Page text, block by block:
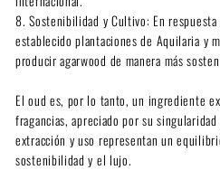
8. Sostenibilidad y Cultivo: En
establecido plantaciones de Aquilaria y
producir agarwood de manera más
El oud es, por lo tanto, un ingrediente
fragancias, apreciado por su
extracción y uso representan un
sostenibilidad y el lujo.